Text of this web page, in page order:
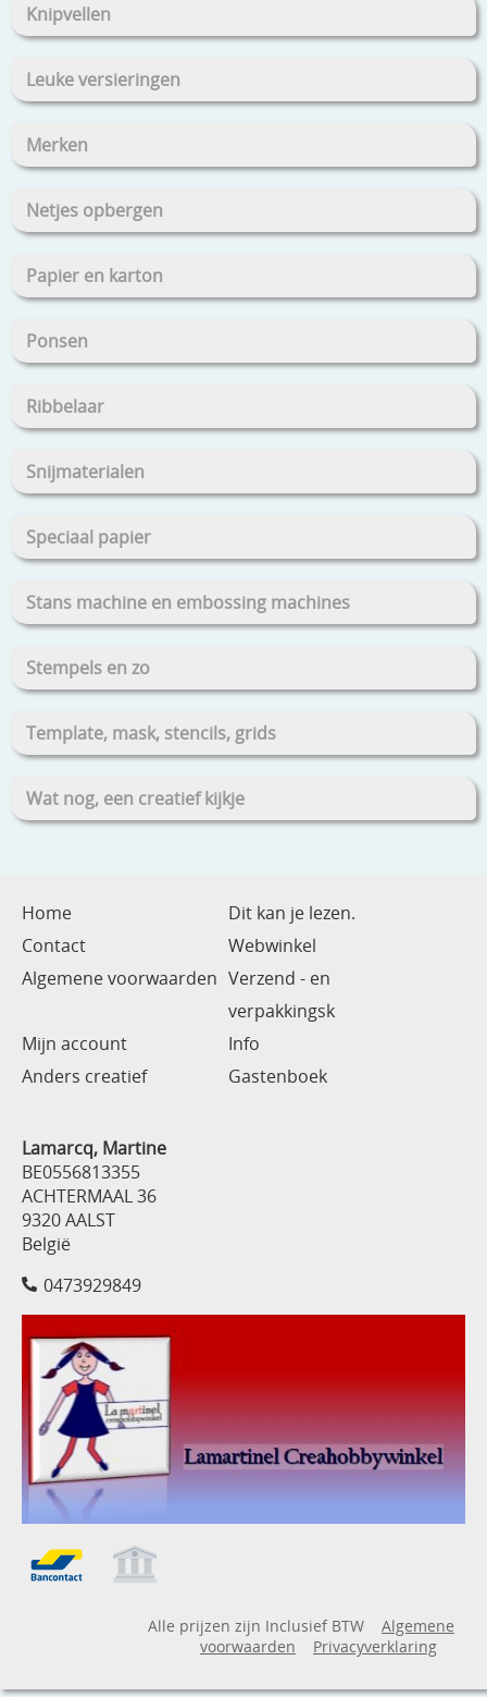
Knipvellen
Leuke versieringen
Merken
Netjes opbergen
Papier en karton
Ponsen
Ribbelaar
Snijmaterialen
Speciaal papier
Stans machine en embossing machines
Stempels en zo
Template, mask, stencils, grids
Wat nog, een creatief kijkje
Home
Dit kan je lezen.
Contact
Webwinkel
Algemene voorwaarden Verzend - en
verpakkingsk
Mijn account
Info
Anders creatief
Gastenboek
Lamarcq, Martine
BE0556813355
ACHTERMAAL 36
9320 AALST
België
0473929849
Alle prijzen zijn Inclusief BTW
Algemene
voorwaarden
Privacyverklaring